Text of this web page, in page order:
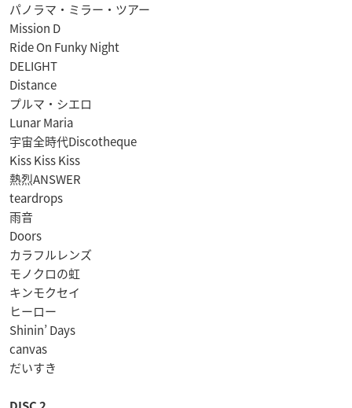
パノラマ・ミラー・ツアー
Mission D
Ride On Funky Night
DELIGHT
Distance
プルマ・シエロ
Lunar Maria
宇宙全時代Discotheque
Kiss Kiss Kiss
熱烈ANSWER
teardrops
雨音
Doors
カラフルレンズ
モノクロの虹
キンモクセイ
ヒーロー
Shinin’ Days
canvas
だいすき